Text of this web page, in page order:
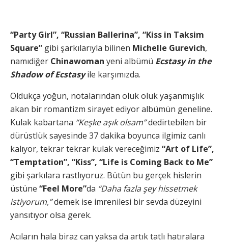
“Party Girl”, “Russian Ballerina”, “Kiss in Taksim
Square” gibi şarkılarıyla bilinen Michelle Gurevich,
namıdiğer Chinawoman yeni albümü Ecstasy in the
Shadow of Ecstasyile karşımızda.
Oldukça yoğun, notalarından oluk oluk yaşanmışlık
akan bir romantizm sirayet ediyor albümün geneline.
Kulak kabartana “Keşke aşık olsam”dedirtebilen bir
dürüstlük sayesinde 37 dakika boyunca ilgimiz canlı
kalıyor, tekrar tekrar kulak vereceğimiz “Art of Life”,
“Temptation”, “Kiss”, “Life is Coming Back to Me”
gibi şarkılara rastlıyoruz. Bütün bu gerçek hislerin
üstüne “Feel More”da “Daha fazla şey hissetmek
istiyorum,”demek ise imrenilesi bir sevda düzeyini
yansıtıyor olsa gerek.
Acıların hala biraz can yaksa da artık tatlı hatıralara